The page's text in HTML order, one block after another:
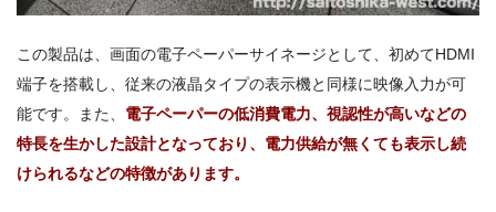
この製品は、画面の電子ペーパーサイネージとして、初めてHDMI
端子を搭載し、従来の液晶タイプの表示機と同様に映像入力が可
能です。また、 電子ペーパーの低消費電力、視認性が高いなどの
特長を生かした設計となっており、電力供給が無くても表示し続
けられるなどの特徴があります。